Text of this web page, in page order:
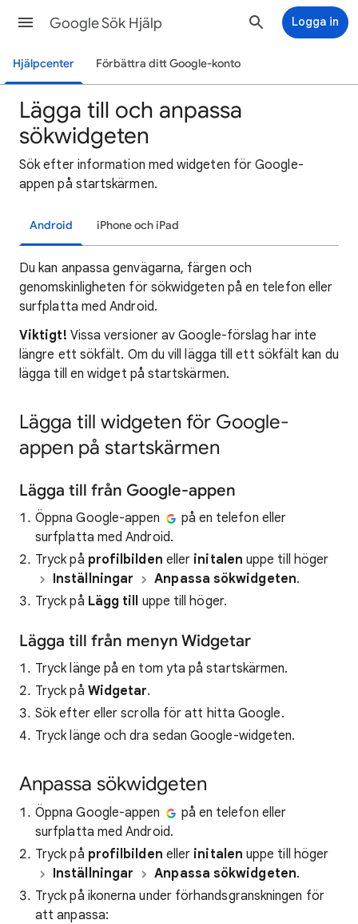
Google Sök Hjälp Logga in
Hjälpcenter Förbättra ditt Google-konto
Lägga till och anpassa
sökwidgeten
Sök efter information med widgeten för Google-
appen på startskärmen.
Android iPhone och iPad
Du kan anpassa genvägarna, färgen och
genomskinligheten för sökwidgeten på en telefon eller
surfplatta med Android.
Viktigt! Vissa versioner av Google-förslag har inte
längre ett sökfält. Om du vill lägga till ett sökfält kan du
lägga till en widget på startskärmen.
Lägga till widgeten för Google-
appen på startskärmen
Lägga till från Google-appen
Öppna Google-appen
på en telefon eller
surfplatta med Android.
Tryck på profilbilden eller initalen uppe till höger
Inställningar
Anpassa sökwidgeten.
Tryck på Lägg till uppe till höger.
Lägga till från menyn Widgetar
Tryck länge på en tom yta på startskärmen.
Tryck på Widgetar.
Sök efter eller scrolla för att hitta Google.
Tryck länge och dra sedan Google-widgeten.
Anpassa sökwidgeten
Öppna Google-appen
på en telefon eller
surfplatta med Android.
Tryck på profilbilden eller initalen uppe till höger
Inställningar
Anpassa sökwidgeten.
Tryck på ikonerna under förhandsgranskningen för
att anpassa: